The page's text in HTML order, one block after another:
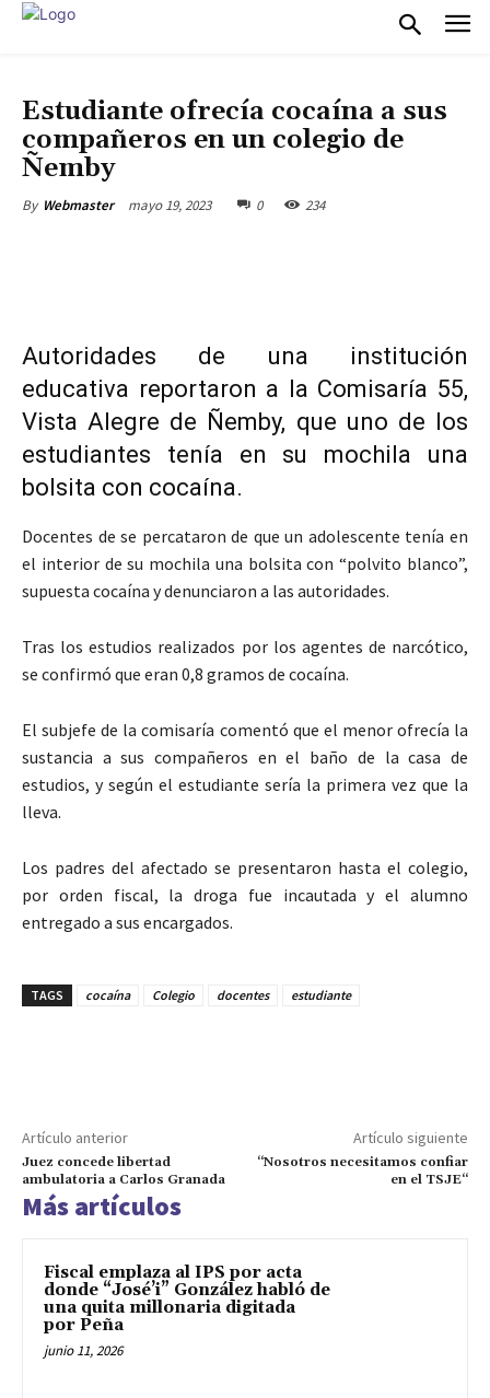
Estudiante ofrecía cocaína a sus
compañeros en un colegio de
Ñemby
By Webmaster mayo 19, 2023 0 234
Autoridades de una institución
educativa reportaron a la Comisaría 55,
Vista Alegre de Ñemby, que uno de los
estudiantes tenía en su mochila una
bolsita con cocaína.
Docentes de se percataron de que un adolescente tenía en
el interior de su mochila una bolsita con “polvito blanco”,
supuesta cocaína y denunciaron a las autoridades.
Tras los estudios realizados por los agentes de narcótico,
se confirmó que eran 0,8 gramos de cocaína.
El subjefe de la comisaría comentó que el menor ofrecía la
sustancia a sus compañeros en el baño de la casa de
estudios, y según el estudiante sería la primera vez que la
lleva.
Los padres del afectado se presentaron hasta el colegio,
por orden fiscal, la droga fue incautada y el alumno
entregado a sus encargados.
TAGS cocaína Colegio docentes estudiante
Artículo anterior
Juez concede libertad
ambulatoria a Carlos Granada
Artículo siguiente
“Nosotros necesitamos confiar
en el TSJE“
Más artículos
Fiscal emplaza al IPS por acta
donde “José’i” González habló de
una quita millonaria digitada
por Peña
junio 11, 2026